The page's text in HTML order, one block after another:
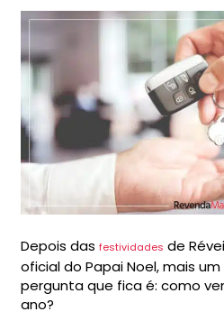
Depois dasfestividades de
oficial do Papai Noel, mais
pergunta que fica é: como
ano?